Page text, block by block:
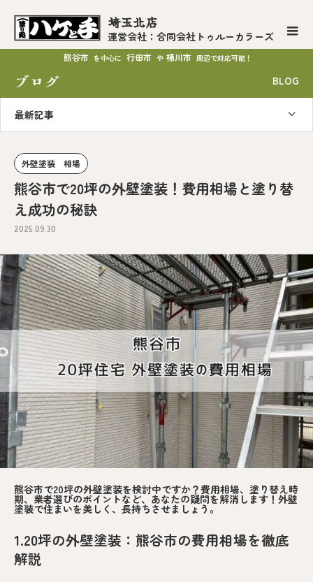
埼玉北店
運営会社：合同会社トゥルーカラーズ
熊谷市 を中心に 行田市 や 桶川市 周辺で対応可能！
ブログ BLOG
最新記事
外壁塗装 相場
熊谷市で20坪の外壁塗装！費用相場と塗り替
え成功の秘訣
2025.09.30
熊谷市で20坪の外壁塗装を検討中ですか？費用相場、塗り替え時
期、業者選びのポイントなど、あなたの疑問を解消します！外壁
塗装で住まいを美しく、長持ちさせましょう。
1.20坪の外壁塗装：熊谷市の費用相場を徹底
解説